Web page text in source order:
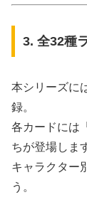
3. 全32種
本シリーズに
録。
各カードには
ちが登場しま
キャラクター
う。